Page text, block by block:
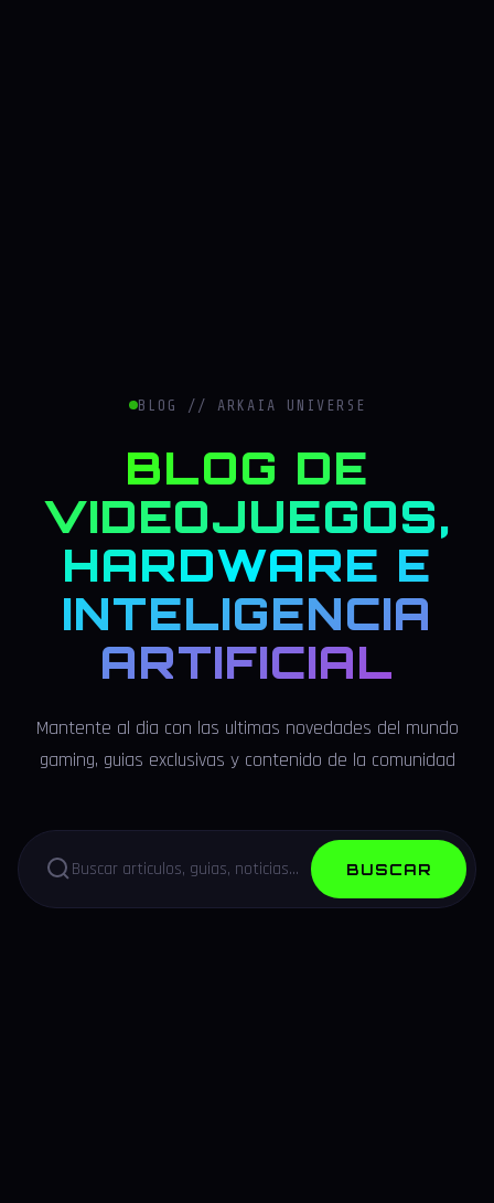
BLOG // ARKAIA UNIVERSE
BLOG DE
VIDEOJUEGOS,
HARDWARE E
INTELIGENCIA
ARTIFICIAL
Mantente al dia con las ultimas novedades del mundo
gaming, guias exclusivas y contenido de la comunidad
BUSCAR